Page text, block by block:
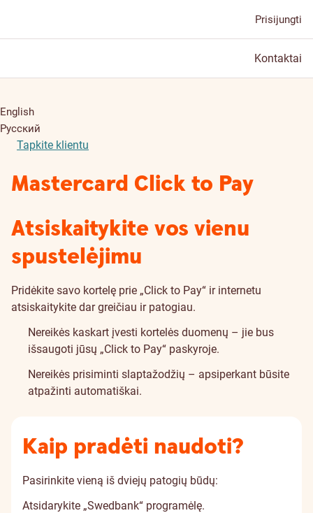
Prisijungti
Kontaktai
English
Русский
Tapkite klientu
Mastercard Click to Pay
Atsiskaitykite vos vienu
spustelėjimu
Pridėkite savo kortelę prie „Click to Pay“ ir internetu
atsiskaitykite dar greičiau ir patogiau.
Nereikės kaskart įvesti kortelės duomenų – jie bus
išsaugoti jūsų „Click to Pay“ paskyroje.
Nereikės prisiminti slaptažodžių – apsiperkant būsite
atpažinti automatiškai.
Kaip pradėti naudoti?
Pasirinkite vieną iš dviejų patogių būdų:
Atsidarykite „Swedbank“ programėlę.